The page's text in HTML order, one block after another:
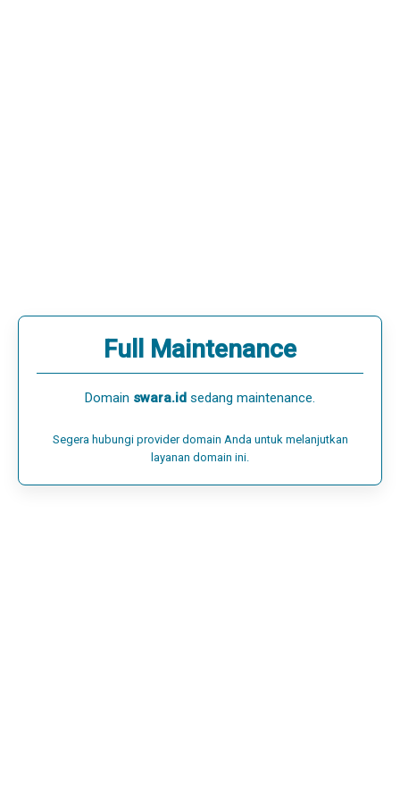
Full Maintenance
Domain swara.id sedang maintenance.
Segera hubungi provider domain Anda untuk melanjutkan
layanan domain ini.